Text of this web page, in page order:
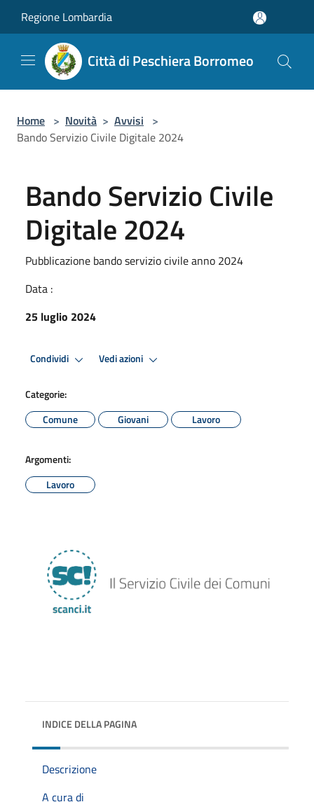
Regione Lombardia
Città di Peschiera Borromeo
Home > Novità > Avvisi >
Bando Servizio Civile Digitale 2024
Bando Servizio Civile
Digitale 2024
Pubblicazione bando servizio civile anno 2024
Data :
25 luglio 2024
Condividi Vedi azioni
Categorie:
Comune
Giovani Lavoro
Argomenti:
Lavoro
INDICE DELLA PAGINA
Descrizione
A cura di